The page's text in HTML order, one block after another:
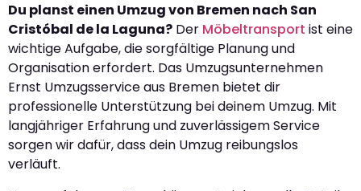
Du planst einen Umzug von Bremen nach San
Cristóbal de la Laguna? Der Möbeltransport ist eine
wichtige Aufgabe, die sorgfältige Planung und
Organisation erfordert. Das Umzugsunternehmen
Ernst Umzugsservice aus Bremen bietet dir
professionelle Unterstützung bei deinem Umzug. Mit
langjähriger Erfahrung und zuverlässigem Service
sorgen wir dafür, dass dein Umzug reibungslos
verläuft.